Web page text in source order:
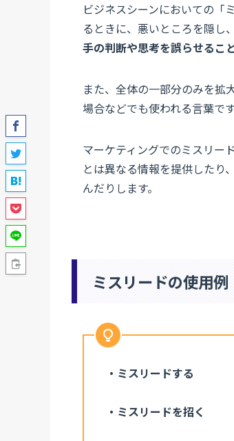
ビジネスシーンにおいての「
るときに、悪いところを隠し
手の判断や思考を誤らせるこ
また、全体の一部分のみを拡
場合などでも使われる言葉です
マーケティングでのミスリー
とは異なる情報を提供したり
んだりします。
ミスリードの使用例
・ミスリードする
・ミスリードを招く